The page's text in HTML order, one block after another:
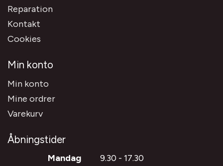
Reparation
Kontakt
Cookies
Min konto
Min konto
Mine ordrer
Varekurv
Åbningstider
Mandag
9.30 - 17.30